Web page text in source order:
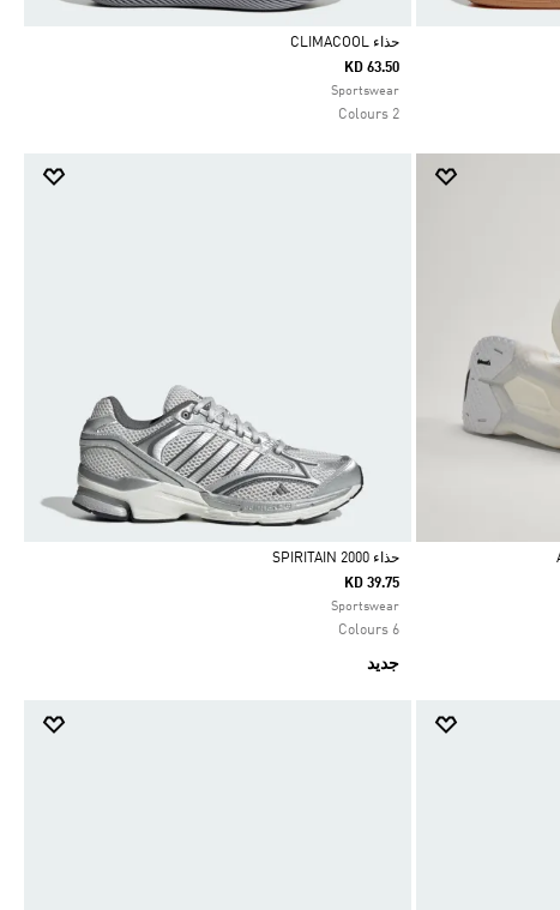
Selected
حذاء CLIMACOOL
KD 63.50
Sportswear
2 Colours
Selected
حذاء SPIRITAIN 2000
KD 39.75
Sportswear
6 Colours
جديد